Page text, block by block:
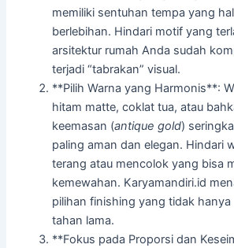
memiliki sentuhan tempa yang
berlebihan. Hindari motif yang
arsitektur rumah Anda sudah
terjadi “tabrakan” visual.
**Pilih Warna yang Harmonis**:
hitam matte, coklat tua, atau
keemasan (antique gold)
paling aman dan elegan. Hindari
terang atau mencolok yang bisa
kemewahan. Karyamandiri.id
pilihan finishing yang tidak
tahan lama.
**Fokus pada Proporsi dan